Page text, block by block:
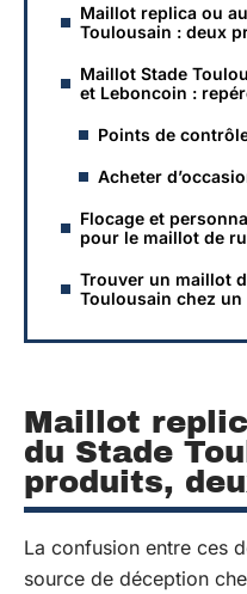
Maillot replica ou
Toulousain : deux
Maillot Stade
et Leboncoin :
Points de
Acheter
Flocage et
pour le maillot de
Trouver un maillot
Toulousain chez
Maillot
du Stade
produits,
La confusion entre ces
source de déception